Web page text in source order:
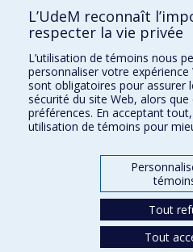
Comment soutenir le
BESOIN D'AIDE?
Plan du site
Signaler une erreur
Accessibilité
FACULTÉ DES ARTS ET DES SCIENCES
Nos départements et écoles
L’UdeM reconnaît
respecter la vie privée
L’utilisation de témoins nous
personnaliser votre
sont obligatoires pour assurer
sécurité du site Web, alors que
préférences. En acceptant
utilisation de témoins pour
Tout
Tout